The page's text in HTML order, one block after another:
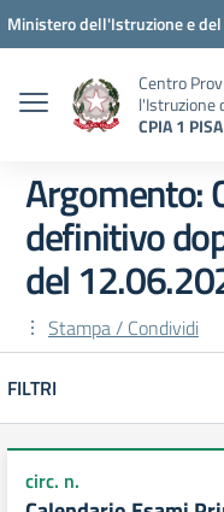
Vai ai contenuti
Vai al menu di navigazione
Vai al footer
Ministero dell'Istruzione e
Centro
l'Istruzione
CPIA 1 PISA
Argomento:
definitivo
del
Stampa / Condividi
FILTRI
circ. n.